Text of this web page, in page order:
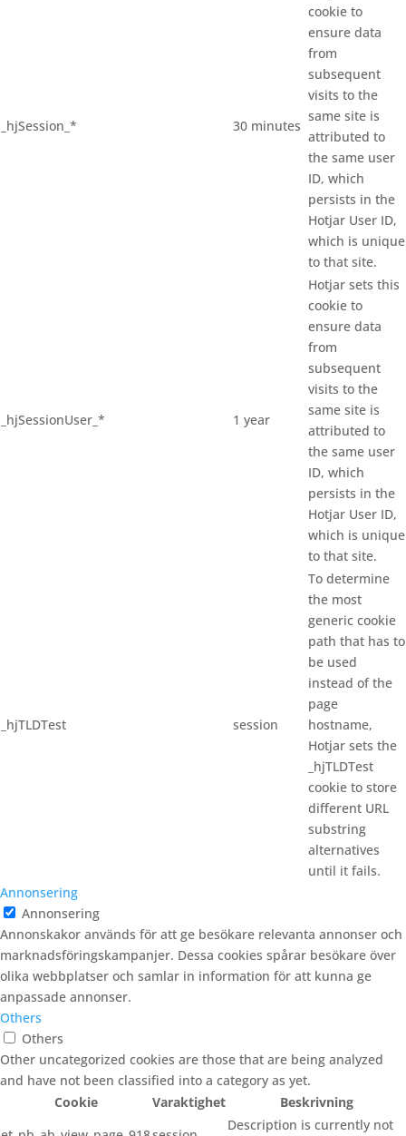
_hjSession_* 30 minutes
cookie to
ensure data
from
subsequent
visits to the
same site is
attributed to
the same user
ID, which
persists in the
Hotjar User ID,
which is unique
to that site.
_hjSessionUser_* 1 year
Hotjar sets this
cookie to
ensure data
from
subsequent
visits to the
same site is
attributed to
the same user
ID, which
persists in the
Hotjar User ID,
which is unique
to that site.
_hjTLDTest session
To determine
the most
generic cookie
path that has to
be used
instead of the
page
hostname,
Hotjar sets the
_hjTLDTest
cookie to store
different URL
substring
alternatives
until it fails.
Annonsering
Annonsering
Annonskakor används för att ge besökare relevanta annonser och
marknadsföringskampanjer. Dessa cookies spårar besökare över
olika webbplatser och samlar in information för att kunna ge
anpassade annonser.
Others
Others
Other uncategorized cookies are those that are being analyzed
and have not been classified into a category as yet.
Cookie
Varaktighet
Beskrivning
Description is currently not